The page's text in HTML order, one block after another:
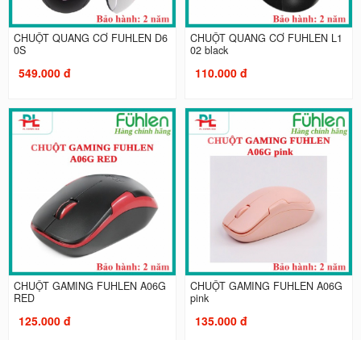
CHUỘT QUANG CƠ FUHLEN D6
0S
549.000 đ
CHUỘT QUANG CƠ FUHLEN L1
02 black
110.000 đ
CHUỘT GAMING FUHLEN A06G
RED
125.000 đ
CHUỘT GAMING FUHLEN A06G
pink
135.000 đ